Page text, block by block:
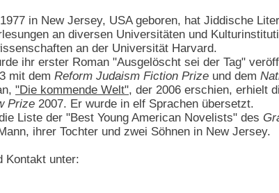
in New Jersey, USA geboren, hat Jiddische
an diversen Universitäten und
an der Universität Harvard.
ihr erster Roman "Ausgelöscht sei der Tag"
mit dem Reform Judaism Fiction Prize und dem
"Die kommende Welt", der 2006 erschien, erhielt
Prize 2007. Er wurde in elf Sprachen übersetzt.
Liste der "Best Young American Novelists" des
ihrer Tochter und zwei Söhnen in New Jersey.
Kontakt unter: